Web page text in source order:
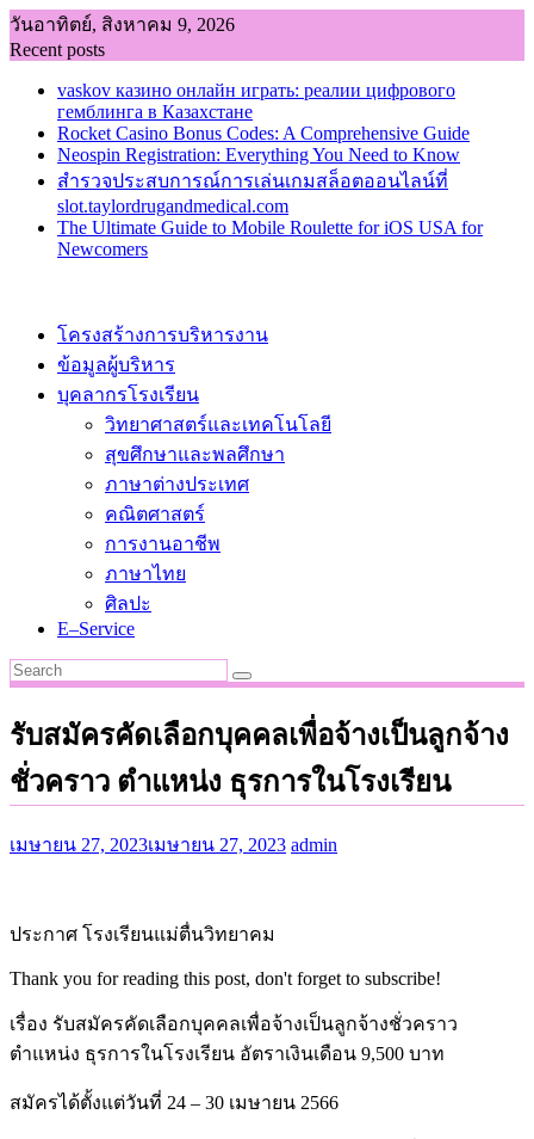
Skip
to
content
วันอาทิตย์, สิงหาคม 9, 2026
Recent posts
vaskov казино онлайн играть: реалии цифрового
гемблинга в Казахстане
Rocket Casino Bonus Codes: A Comprehensive Guide
Neospin Registration: Everything You Need to Know
สำรวจประสบการณ์การเล่นเกมสล็อตออนไลน์ที่
slot.taylordrugandmedical.com
The Ultimate Guide to Mobile Roulette for iOS USA for
Newcomers
โครงสร้างการบริหารงาน
ข้อมูลผู้บริหาร
บุคลากรโรงเรียน
วิทยาศาสตร์และเทคโนโลยี
สุขศึกษาและพลศึกษา
ภาษาต่างประเทศ
คณิตศาสตร์
การงานอาชีพ
ภาษาไทย
ศิลปะ
E–Service
รับสมัครคัดเลือกบุคคลเพื่อจ้างเป็นลูกจ้าง
ชั่วคราว ตำแหน่ง ธุรการในโรงเรียน
เมษายน 27, 2023เมษายน 27, 2023 admin
ประกาศ โรงเรียนแม่ตื่นวิทยาคม
Thank you for reading this post, don't forget to subscribe!
เรื่อง รับสมัครคัดเลือกบุคคลเพื่อจ้างเป็นลูกจ้างชั่วคราว
ตำแหน่ง ธุรการในโรงเรียน อัตราเงินเดือน 9,500 บาท
สมัครได้ตั้งแต่วันที่ 24 – 30 เมษายน 2566